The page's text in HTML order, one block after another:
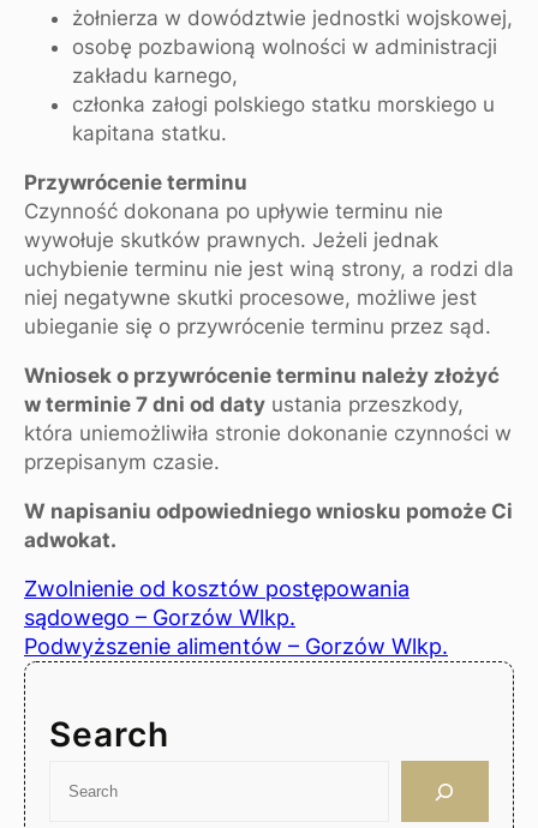
żołnierza w dowództwie jednostki wojskowej,
osobę pozbawioną wolności w administracji
zakładu karnego,
członka załogi polskiego statku morskiego u
kapitana statku.
Przywrócenie terminu
Czynność dokonana po upływie terminu nie
wywołuje skutków prawnych. Jeżeli jednak
uchybienie terminu nie jest winą strony, a rodzi dla
niej negatywne skutki procesowe, możliwe jest
ubieganie się o przywrócenie terminu przez sąd.
Wniosek o przywrócenie terminu należy złożyć
w terminie 7 dni od daty ustania przeszkody,
która uniemożliwiła stronie dokonanie czynności w
przepisanym czasie.
W napisaniu odpowiedniego wniosku pomoże Ci
adwokat.
Zwolnienie od kosztów postępowania
sądowego – Gorzów Wlkp.
Podwyższenie alimentów – Gorzów Wlkp.
Search